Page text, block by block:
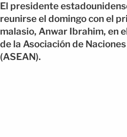
El presidente
reunirse el domingo con el
malasio, Anwar Ibrahim, en
de la Asociación de
(ASEAN).